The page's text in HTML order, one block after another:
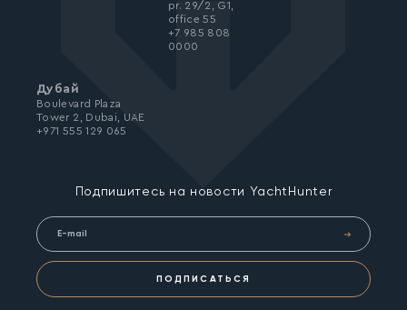
Подпишитесь на новости YachtHunter
ПОДПИСАТЬСЯ
pr. 29/2, G1,
office 55
+7 985 808
0000
Дубай
Boulevard Plaza
Tower 2, Dubai, UAE
+971 555 129 065